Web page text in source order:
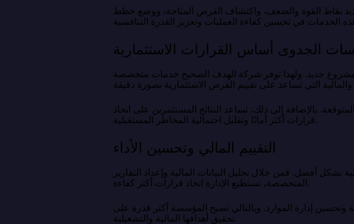
نقاط القوة والضعف، واكتشاف الفرص المتاحة، ووضع خطط
الجدوى أساس القرارات الاستثمارية
مشروع جديد. ولهذا توفر شركة الهدف الصحيح خدمات متخصصة
بالإضافة إلى ذلك، تساعد النتائج المستثمرين على اتخاذ
قرارات أكثر أمانًا وتقليل احتمالية المخاطر المستقبلية.
التقييم المالي وتحسين الأداء
أفضل. فمن خلال تحليل البيانات المالية وإعداد التقارير
المتخصصة، تستطيع الإدارة اتخاذ قرارات أكثر كفاءة.
إدارة الموارد. وبالتالي تصبح المؤسسة أكثر قدرة على
تحقيق أهدافها المالية والتشغيلية.